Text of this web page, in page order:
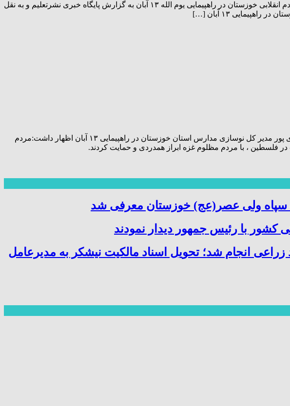
حضور مدیرکل نوسازی،توسعه و تجهیز مدارس استان خوزستان در راهپیمایی ۱۳ آبان ۱۴۰۳ ندای استکبار ستیزی مردم انقلابی خوزستان در راهپیمایی یوم الله ۱۳ آبان به گزارش پایگاه خبری نشرتعلیم و به نقل
۱۳ آبان […]
به گزارش پایگاه خبری نشرتعلیم و به نقل از روابط عمومی اداره کل نوسازی مدارس استان خوزستان: محمد سعیدی پور مدیر کل نوسازی مدارس استان خوزستان در راهپیمایی ۱۳ آبان اظهار داشت:مردم
سپاه ولی عصر(عج) خوزستان معرفی شد
با رئیس جمهور دیدار نمودند
انجام شد؛ تحویل اسناد مالکیت نیشکر به مدیرعامل